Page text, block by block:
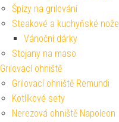
Špízy na grilování
Steakové a kuchyňské nože
Vánoční dárky
Stojany na maso
Grilovací ohniště
Grilovací ohniště Remundi
Kotlíkové sety
Nerezová ohniště Napoleon